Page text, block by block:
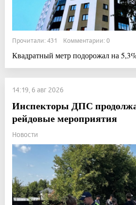
Прочитали: 431 Комментарии: 0
Квадратный метр подорожал на
14:19, 6 авг 2026
Инспекторы ДПС
рейдовые мероприятия
Новости